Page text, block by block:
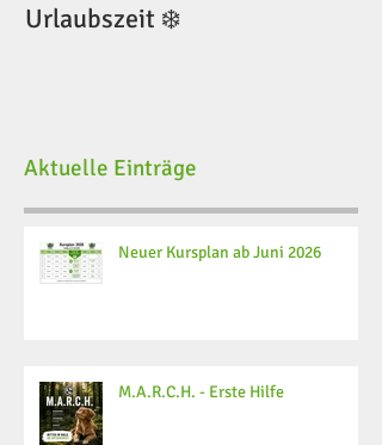
Urlaubszeit ❄️
Aktuelle Einträge
Neuer Kursplan ab Juni 2026
M.A.R.C.H. - Erste Hilfe